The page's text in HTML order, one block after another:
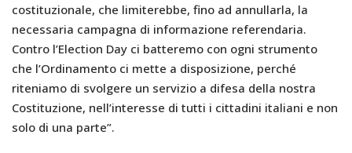
costituzionale, che limiterebbe, fino ad annullarla, la
necessaria campagna di informazione referendaria.
Contro l’Election Day ci batteremo con ogni strumento
che l’Ordinamento ci mette a disposizione, perché
riteniamo di svolgere un servizio a difesa della nostra
Costituzione, nell’interesse di tutti i cittadini italiani e non
solo di una parte”.